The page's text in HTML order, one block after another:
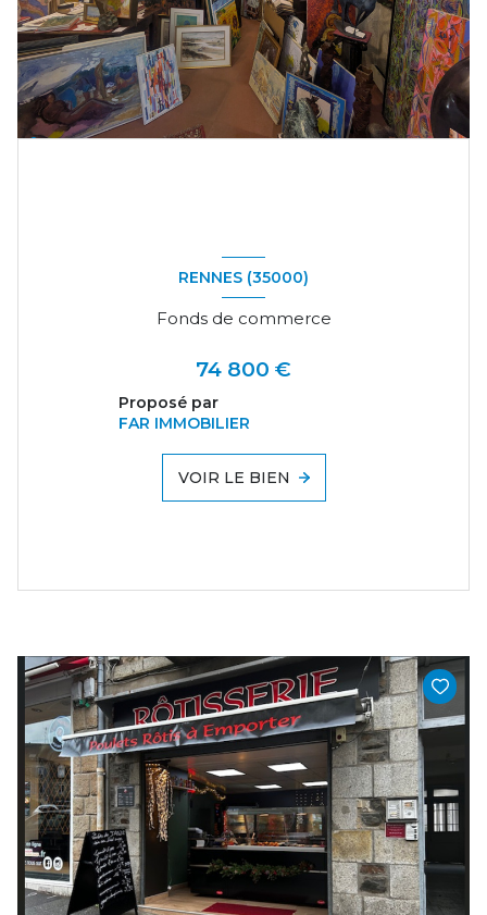
RENNES (35000)
Fonds de commerce
74 800 €
Proposé par
FAR IMMOBILIER
VOIR LE BIEN